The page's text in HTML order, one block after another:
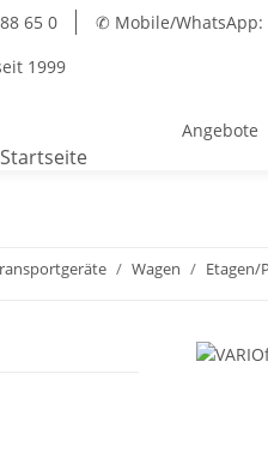
65 0 ✆ Mobile/WhatsApp:
1999
Angebote
Wagen Etagen/